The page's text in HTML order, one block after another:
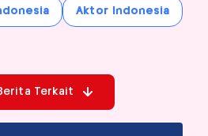
Aktor Indonesia
Terkait